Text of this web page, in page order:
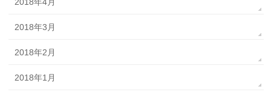
2018年3月
2018年2月
2018年1月